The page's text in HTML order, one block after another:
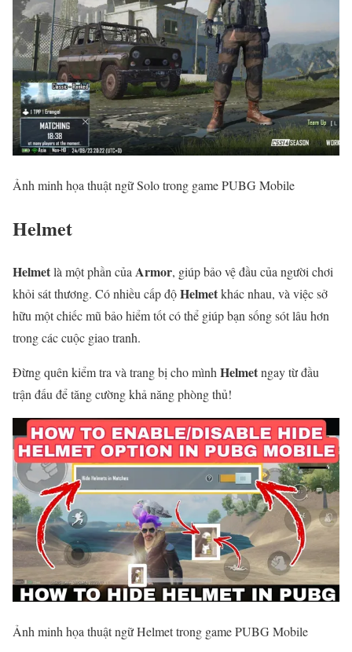
Ảnh minh họa thuật ngữ Solo trong game PUBG Mobile
Helmet
Helmetlà một phần củaArmor, giúp bảo vệ đầu của người chơi
khỏi sát thương. Có nhiều cấp độHelmetkhác nhau, và việc sở
hữu một chiếc mũ bảo hiểm tốt có thể giúp bạn sống sót lâu hơn
trong các cuộc giao tranh.
Đừng quên kiểm tra và trang bị cho mìnhHelmetngay từ đầu
trận đấu để tăng cường khả năng phòng thủ!
Ảnh minh họa thuật ngữ Helmet trong game PUBG Mobile